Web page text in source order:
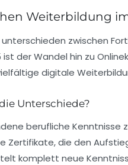
Weiterbildung
zwischen
der Wandel hin zu
digitale
Unterschiede?
berufliche Kenntnisse
Zertifikate, die den
komplett neue